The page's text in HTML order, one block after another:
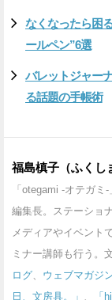
なくなったら困
ールペン”6選
バレットジャー
る話題の手帳術
福島槙子（ふくし
「otegami -オテガ
編集長。ステーショ
メディアやイベント
ミナー講師も行う。
ログ
ウェブマガジ
日、文房具。」
「